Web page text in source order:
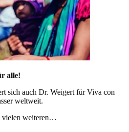
alle!
sich auch Dr. Weigert für Viva con
weltweit.
vielen weiteren…